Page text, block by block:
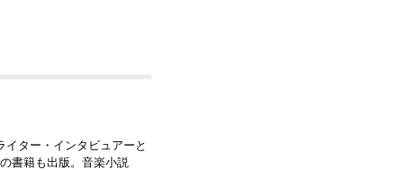
イター・インタビュアーと
書籍も出版。音楽小説